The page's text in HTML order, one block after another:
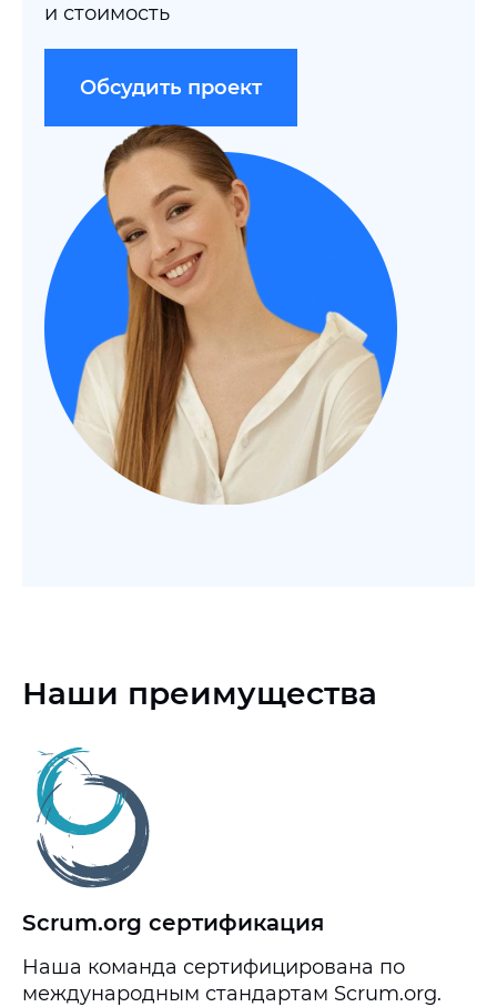
и стоимость
Обсудить проект
Наши преимущества
Scrum.org сертификация
Наша команда сертифицирована по
международным стандартам Scrum.org.